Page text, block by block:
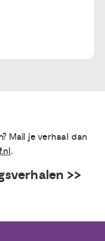
Mail je verhaal dan
.
>>